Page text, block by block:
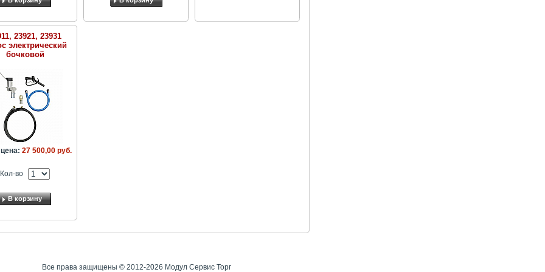
23921, 23931
электрический
бочковой
27 500,00 руб.
Кол-во
В корзину
Все права защищены © 2012-2026 Модул Сервис Торг